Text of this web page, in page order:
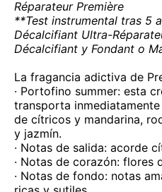
Réparateur Première
**Test instrumental tras 5
Décalcifiant Ultra-
Décalcifiant y Fondant o
La fragancia adictiva de
· Portofino summer: esta
transporta
de cítricos y mandarina,
y jazmín.
· Notas de salida: acorde
· Notas de corazón: flores
· Notas de fondo: notas